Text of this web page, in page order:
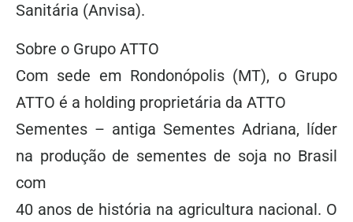
Sanitária (Anvisa).
Sobre o Grupo ATTO
Com sede em Rondonópolis (MT), o Grupo
ATTO é a holding proprietária da ATTO
Sementes – antiga Sementes Adriana, líder
na produção de sementes de soja no Brasil
com
40 anos de história na agricultura nacional. O